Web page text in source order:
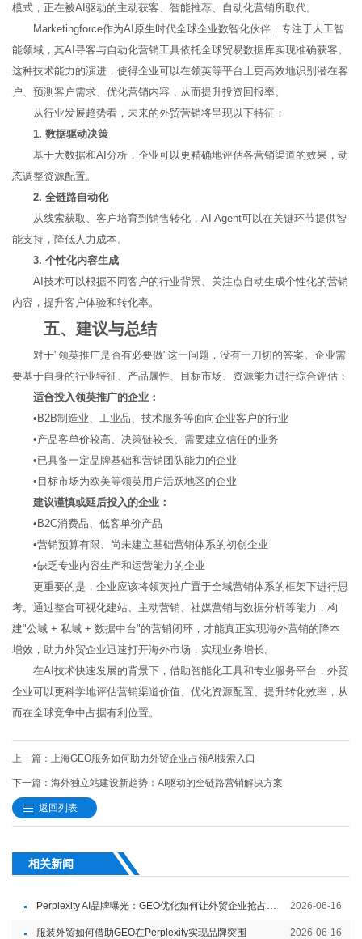
模式，正在被AI驱动的主动获客、智能推荐、自动化营销所取代。
Marketingforce作为AI原生时代全球企业数智化伙伴，专注于人工智
能领域，其AI寻客与自动化营销工具依托全球贸易数据库实现准确获客。
这种技术能力的演进，使得企业可以在领英等平台上更高效地识别潜在客
户、预测客户需求、优化营销内容，从而提升投资回报率。
从行业发展趋势看，未来的外贸营销将呈现以下特征：
1. 数据驱动决策
基于大数据和AI分析，企业可以更精确地评估各营销渠道的效果，动
态调整资源配置。
2. 全链路自动化
从线索获取、客户培育到销售转化，AI Agent可以在关键环节提供智
能支持，降低人力成本。
3. 个性化内容生成
AI技术可以根据不同客户的行业背景、关注点自动生成个性化的营销
内容，提升客户体验和转化率。
五、建议与总结
对于"领英推广是否有必要做"这一问题，没有一刀切的答案。企业需
要基于自身的行业特征、产品属性、目标市场、资源能力进行综合评估：
适合投入领英推广的企业：
•B2B制造业、工业品、技术服务等面向企业客户的行业
•产品客单价较高、决策链较长、需要建立信任的业务
•已具备一定品牌基础和营销团队能力的企业
•目标市场为欧美等领英用户活跃地区的企业
建议谨慎或延后投入的企业：
•B2C消费品、低客单价产品
•营销预算有限、尚未建立基础营销体系的初创企业
•缺乏专业内容生产和运营能力的企业
更重要的是，企业应该将领英推广置于全域营销体系的框架下进行思
考。通过整合可视化建站、主动营销、社媒营销与数据分析等能力，构
建"公域 + 私域 + 数据中台"的营销闭环，才能真正实现海外营销的降本
增效，助力外贸企业迅速打开海外市场，实现业务增长。
在AI技术快速发展的背景下，借助智能化工具和专业服务平台，外贸
企业可以更科学地评估营销渠道价值、优化资源配置、提升转化效率，从
而在全球竞争中占据有利位置。
上一篇：上海GEO服务如何助力外贸企业占领AI搜索入口
下一篇：海外独立站建设新趋势：AI驱动的全链路营销解决方案
返回列表
相关新闻
Perplexity AI品牌曝光：GEO优化如何让外贸企业抢占智能内容入口 2026-06-16
服装外贸如何借助GEO在Perplexity实现品牌突围 2026-06-16